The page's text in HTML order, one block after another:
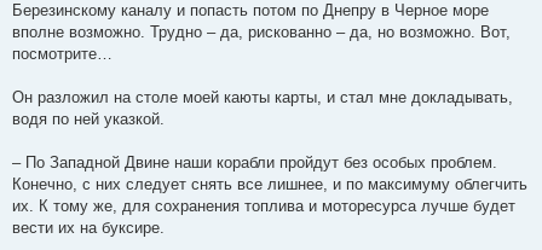
Березинскому каналу и попасть потом по Днепру в Черное море
вполне возможно. Трудно – да, рискованно – да, но возможно. Вот,
посмотрите…
Он разложил на столе моей каюты карты, и стал мне докладывать,
водя по ней указкой.
– По Западной Двине наши корабли пройдут без особых проблем.
Конечно, с них следует снять все лишнее, и по максимуму облегчить
их. К тому же, для сохранения топлива и моторесурса лучше будет
вести их на буксире.